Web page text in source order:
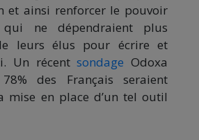
et ainsi renforcer le pouvoir
qui ne dépendraient plus
leurs élus pour écrire et
Un récentsondage Odoxa
des Français seraient
mise en place d’un tel outil